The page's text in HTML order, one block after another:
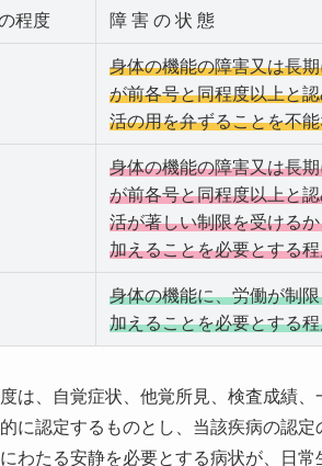
程度 障 害 の 状 態
身体の機能の障害又は長
が前各号と同程度以上と
活の用を弁ずることを不
身体の機能の障害又は長
が前各号と同程度以上と
活が著しい制限を受ける
加えることを必要とする
身体の機能に、労働が制
加えることを必要とする
は、自覚症状、他覚所見、検査成績
に認定するものとし、当該疾病の認
わたる安静を必要とする病状が、日